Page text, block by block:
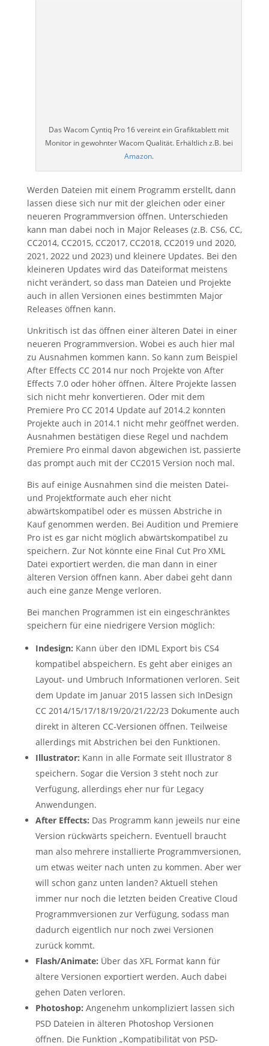
Das Wacom Cyntiq Pro 16 vereint ein Grafiktablett mit
Monitor in gewohnter Wacom Qualität. Erhältlich z.B. bei
Amazon.
Werden Dateien mit einem Programm erstellt, dann
lassen diese sich nur mit der gleichen oder einer
neueren Programmversion öffnen. Unterschieden
kann man dabei noch in Major Releases (z.B. CS6, CC,
CC2014, CC2015, CC2017, CC2018, CC2019 und 2020,
2021, 2022 und 2023) und kleinere Updates. Bei den
kleineren Updates wird das Dateiformat meistens
nicht verändert, so dass man Dateien und Projekte
auch in allen Versionen eines bestimmten Major
Releases öffnen kann.
Unkritisch ist das öffnen einer älteren Datei in einer
neueren Programmversion. Wobei es auch hier mal
zu Ausnahmen kommen kann. So kann zum Beispiel
After Effects CC 2014 nur noch Projekte von After
Effects 7.0 oder höher öffnen. Ältere Projekte lassen
sich nicht mehr konvertieren. Oder mit dem
Premiere Pro CC 2014 Update auf 2014.2 konnten
Projekte auch in 2014.1 nicht mehr geöffnet werden.
Ausnahmen bestätigen diese Regel und nachdem
Premiere Pro einmal davon abgewichen ist, passierte
das prompt auch mit der CC2015 Version noch mal.
Bis auf einige Ausnahmen sind die meisten Datei-
und Projektformate auch eher nicht
abwärtskompatibel oder es müssen Abstriche in
Kauf genommen werden. Bei Audition und Premiere
Pro ist es gar nicht möglich abwärtskompatibel zu
speichern. Zur Not könnte eine Final Cut Pro XML
Datei exportiert werden, die man dann in einer
älteren Version öffnen kann. Aber dabei geht dann
auch eine ganze Menge verloren.
Bei manchen Programmen ist ein eingeschränktes
speichern für eine niedrigere Version möglich:
Indesign: Kann über den IDML Export bis CS4
kompatibel abspeichern. Es geht aber einiges an
Layout- und Umbruch Informationen verloren. Seit
dem Update im Januar 2015 lassen sich InDesign
CC 2014/15/17/18/19/20/21/22/23 Dokumente auch
direkt in älteren CC-Versionen öffnen. Teilweise
allerdings mit Abstrichen bei den Funktionen.
Illustrator: Kann in alle Formate seit Illustrator 8
speichern. Sogar die Version 3 steht noch zur
Verfügung, allerdings eher nur für Legacy
Anwendungen.
After Effects: Das Programm kann jeweils nur eine
Version rückwärts speichern. Eventuell braucht
man also mehrere installierte Programmversionen,
um etwas weiter nach unten zu kommen. Aber wer
will schon ganz unten landen? Aktuell stehen
immer nur noch die letzten beiden Creative Cloud
Programmversionen zur Verfügung, sodass man
dadurch eigentlich nur noch zwei Versionen
zurück kommt.
Flash/Animate: Über das XFL Format kann für
ältere Versionen exportiert werden. Auch dabei
gehen Daten verloren.
Photoshop: Angenehm unkompliziert lassen sich
PSD Dateien in älteren Photoshop Versionen
öffnen. Die Funktion „Kompatibilität von PSD-